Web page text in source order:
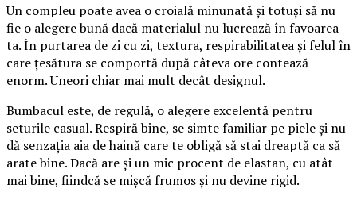
Un compleu poate avea o croială minunată și totuși să nu
fie o alegere bună dacă materialul nu lucrează în favoarea
ta. În purtarea de zi cu zi, textura, respirabilitatea și felul în
care țesătura se comportă după câteva ore contează
enorm. Uneori chiar mai mult decât designul.
Bumbacul este, de regulă, o alegere excelentă pentru
seturile casual. Respiră bine, se simte familiar pe piele și nu
dă senzația aia de haină care te obligă să stai dreaptă ca să
arate bine. Dacă are și un mic procent de elastan, cu atât
mai bine, fiindcă se mișcă frumos și nu devine rigid.